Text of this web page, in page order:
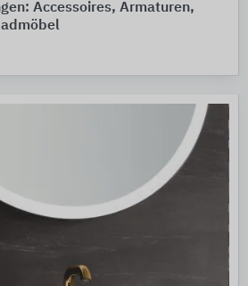
Accessoires, Armaturen,